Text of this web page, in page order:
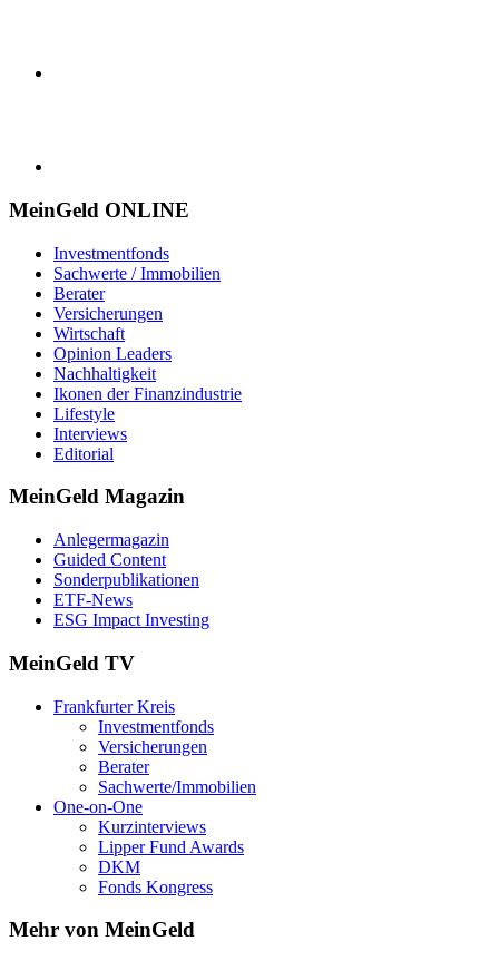
MeinGeld ONLINE
Investmentfonds
Sachwerte / Immobilien
Berater
Versicherungen
Wirtschaft
Opinion Leaders
Nachhaltigkeit
Ikonen der Finanzindustrie
Lifestyle
Interviews
Editorial
MeinGeld Magazin
Anlegermagazin
Guided Content
Sonderpublikationen
ETF-News
ESG Impact Investing
MeinGeld TV
Frankfurter Kreis
Investmentfonds
Versicherungen
Berater
Sachwerte/Immobilien
One-on-One
Kurzinterviews
Lipper Fund Awards
DKM
Fonds Kongress
Mehr von MeinGeld